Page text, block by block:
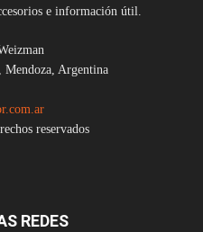
e información útil.
Argentina
reservados
REDES